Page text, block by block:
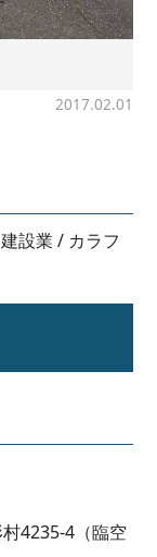
2017.02.01
建設業 / カラフ
4235-4（臨空